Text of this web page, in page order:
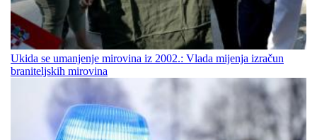
Ukida se umanjenje mirovina iz 2002.: Vlada mijenja izračun
braniteljskih mirovina